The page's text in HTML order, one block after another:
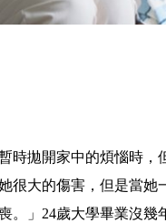
時拋開家中的煩惱時
很大的傷害，但是當她
。」24歲大學畢業沒